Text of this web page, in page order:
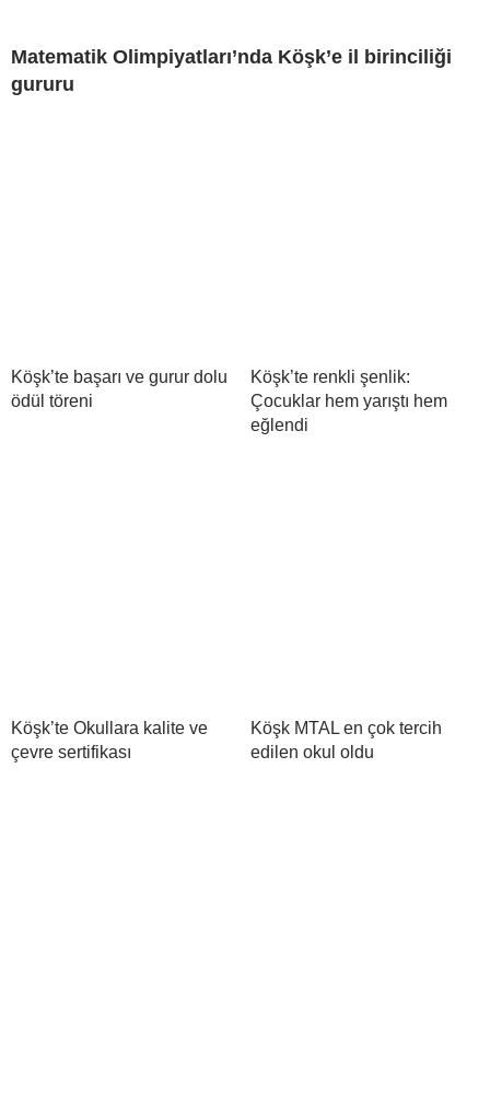
Matematik Olimpiyatları’nda Köşk’e il birinciliği
gururu
Köşk’te başarı ve gurur dolu
ödül töreni
Köşk’te renkli şenlik:
Çocuklar hem yarıştı hem
eğlendi
Köşk’te Okullara kalite ve
çevre sertifikası
Köşk MTAL en çok tercih
edilen okul oldu